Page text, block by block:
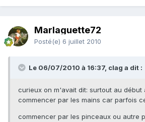
Marlaguette72
Posté(e) 6 juillet 2010
Le 06/07/2010 à 16:37, clag a dit :
curieux on m'avait dit: surtout au début
commencer par les mains car parfois
commencer par les pinceaux ou autre